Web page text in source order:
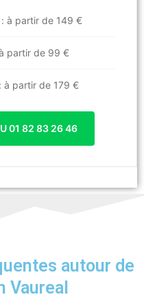
à partir de 149 €
partir de 99 €
à partir de 179 €
01 82 83 26 46
autour de
Vaureal